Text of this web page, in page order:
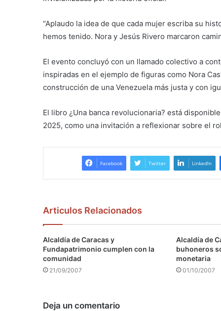
“Aplaudo la idea de que cada mujer escriba su
hemos tenido. Nora y Jesús Rivero marcaron
El evento concluyó con un llamado colectivo a
inspiradas en el ejemplo de figuras como Nora
construcción de una Venezuela más justa y con
El libro ¿Una banca revolucionaria? está
2025, como una invitación a reflexionar sobre el
Facebook Twitter LinkedIn
Articulos Relacionados
Alcaldía de Caracas y
Fundapatrimonio cumplen con la
comunidad
21/09/2007
Alcaldía de
buhoneros
monetaria
01/10/2007
Deja un comentario